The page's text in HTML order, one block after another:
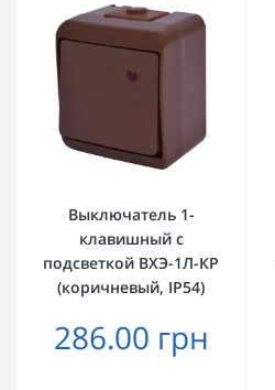
Выключатель 1-
клавишный с
подсветкой ВХЭ-1Л-КР
(коричневый, IP54)
286.00 грн